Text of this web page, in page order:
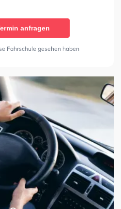
anfragen
Fahrschule gesehen haben